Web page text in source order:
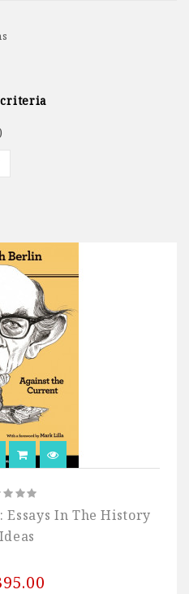
criteria
In The History